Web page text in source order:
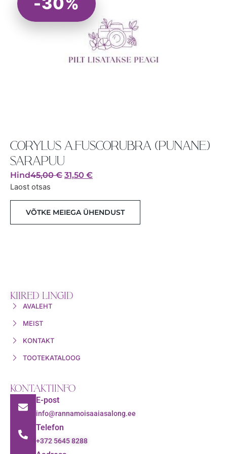
CORYLUS A.FUSCORUBRA (PUNANE)
SARAPUU
Hind45,00€ 31,50 €
Laost otsas
VÕTKE MEIEGA ÜHENDUST
KIIRED LINGID
AVALEHT
MEIST
KONTAKT
TOOTEKATALOOG
KONTAKTIINFO
E-post
info@rannamoisaaiasalong.ee
Telefon
+372 5645 8288